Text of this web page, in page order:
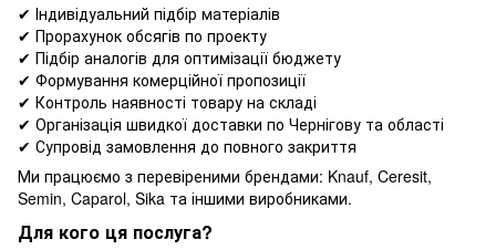
✔ Індивідуальний підбір матеріалів
✔ Прорахунок обсягів по проекту
✔ Підбір аналогів для оптимізації бюджету
✔ Формування комерційної пропозиції
✔ Контроль наявності товару на складі
✔ Організація швидкої доставки по Чернігову та області
✔ Супровід замовлення до повного закриття
Ми працюємо з перевіреними брендами: Knauf, Ceresit,
Semin, Caparol, Sika та іншими виробниками.
Для кого ця послуга?